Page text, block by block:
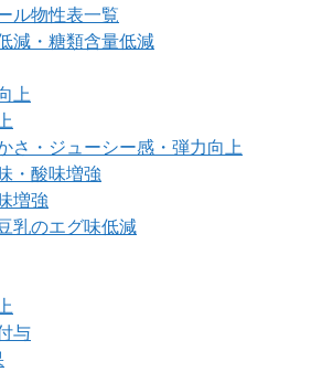
ル物性表一覧
減・糖類含量低減
上
さ・ジューシー感・弾力向上
・酸味増強
増強
乳のエグ味低減
与